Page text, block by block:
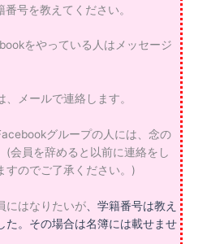
号を教えてください。
をやっている人はメッセージ
メールで連絡します。
グループの人には、念の
(会員を辞めると以前に連絡をし
すのでご了承ください。)
にはなりたいが 、学籍番号は教え
た。その場合は名簿には載せませ